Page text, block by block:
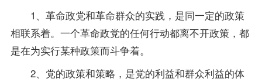
1、革命政党和革命群众的实践，是同一定的政策
相联系着。一个革命政党的任何行动都离不开政策，都
是在为实行某种政策而斗争着。
2、党的政策和策略，是党的利益和群众利益的体